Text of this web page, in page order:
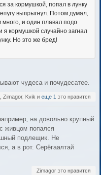
за кормушкой, попал в лунку
выпрыгнул. Потом думал,
много, и один плавал подо
я кормушкой случайно загнал
Но это же бред!
чудеса и почудесатее.
Zimagor, Kvik и еще 1 это нравится
на довольно крупный
живцом попался
подлещик. Не
а в рот. Серёгаалтай
Zimagor это нравится